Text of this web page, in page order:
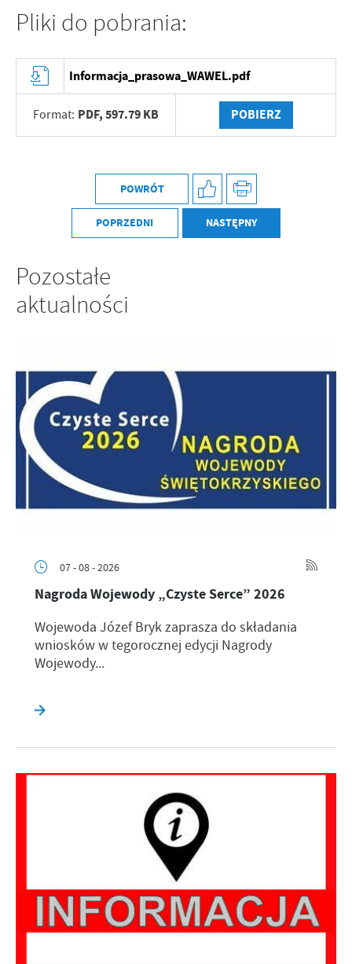
Pliki do pobrania:
Informacja_prasowa_WAWEL.pdf
Format: PDF,597.79 KB POBIERZ
POWRÓT
POPRZEDNI NASTĘPNY
Pozostałe
aktualności
07 - 08 - 2026
Nagroda Wojewody „Czyste Serce” 2026
Wojewoda Józef Bryk zaprasza do składania
wniosków w tegorocznej edycji Nagrody
Wojewody...